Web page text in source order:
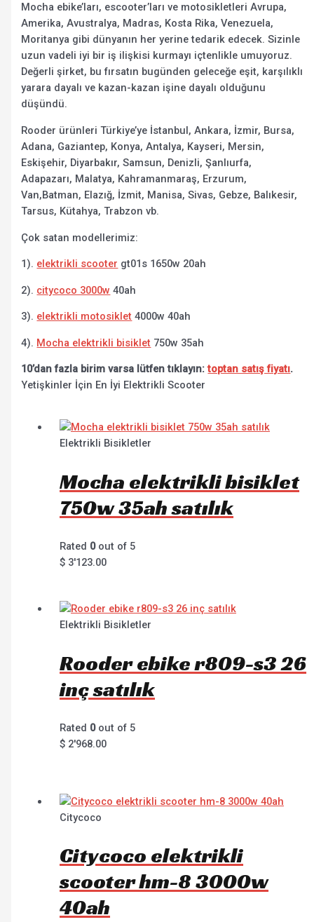
Mocha ebike’ları, escooter’ları ve motosikletleri Avrupa,
Amerika, Avustralya, Madras, Kosta Rika, Venezuela,
Moritanya gibi dünyanın her yerine tedarik edecek. Sizinle
uzun vadeli iyi bir iş ilişkisi kurmayı içtenlikle umuyoruz.
Değerli şirket, bu fırsatın bugünden geleceğe eşit, karşılıklı
yarara dayalı ve kazan-kazan işine dayalı olduğunu
düşündü.
Rooder ürünleri Türkiye’ye İstanbul, Ankara, İzmir, Bursa,
Adana, Gaziantep, Konya, Antalya, Kayseri, Mersin,
Eskişehir, Diyarbakır, Samsun, Denizli, Şanlıurfa,
Adapazarı, Malatya, Kahramanmaraş, Erzurum,
Van,Batman, Elazığ, İzmit, Manisa, Sivas, Gebze, Balıkesir,
Tarsus, Kütahya, Trabzon vb.
Çok satan modellerimiz:
1). elektrikli scooter gt01s 1650w 20ah
2). citycoco 3000w 40ah
3). elektrikli motosiklet 4000w 40ah
4). Mocha elektrikli bisiklet 750w 35ah
10’dan fazla birim varsa lütfen tıklayın:toptan satış fiyatı.
Yetişkinler İçin En İyi Elektrikli Scooter
Elektrikli Bisikletler
Mocha elektrikli bisiklet
750w 35ah satılık
Rated 0out of 5
$ 3'123.00
Elektrikli Bisikletler
Rooder ebike r809-s3 26
inç satılık
Rated 0out of 5
$ 2'968.00
Citycoco
Citycoco elektrikli
scooter hm-8 3000w
40ah